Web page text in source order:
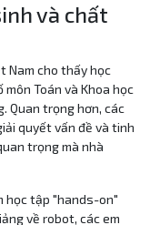
và chất
Nam cho thấy học
Toán và Khoa học
Quan trọng hơn, các
quyết vấn đề và tinh
trọng mà nhà
học tập "hands-on"
về robot, các em